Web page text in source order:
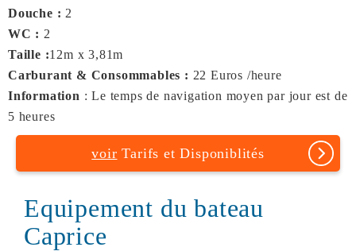
Douche : 2
WC : 2
Taille :12m x 3,81m
Carburant & Consommables : 22 Euros /heure
Information : Le temps de navigation moyen par jour est de
5 heures
voir Tarifs et Disponiblités
Equipement du bateau
Caprice